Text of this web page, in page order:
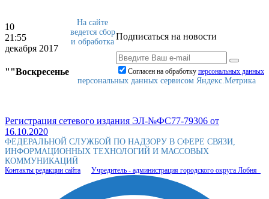
10
21:55
декабря 2017
""Воскресенье
Подписаться на новости
Согласен на обработку персональныx данных
На сайте
ведется сбор
и обработка
персональных данных сервисом Яндекс.Метрика
Регистрация сетевого издания ЭЛ-№ФС77-79306 от
16.10.2020
ФЕДЕРАЛЬНОЙ СЛУЖБОЙ ПО НАДЗОРУ В СФЕРЕ СВЯЗИ,
ИНФОРМАЦИОННЫХ ТЕХНОЛОГИЙ И МАССОВЫХ
КОММУНИКАЦИЙ
Контакты редакции сайта Учредитель - администрация городского округа Лобня